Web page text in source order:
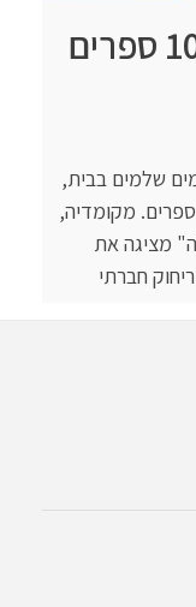
לא רק טלוויזיה וזום: 10 ספרים
שלמים בבית,
מקומדיה,
מציגה את
חברתי